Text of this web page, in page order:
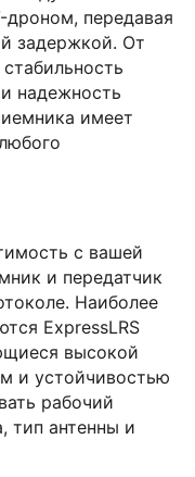
дроном, передавая
задержкой. От
надежность
имеет
с вашей
и передатчик
Наиболее
ExpressLRS
высокой
и устойчивостью
рабочий
тип антенны и